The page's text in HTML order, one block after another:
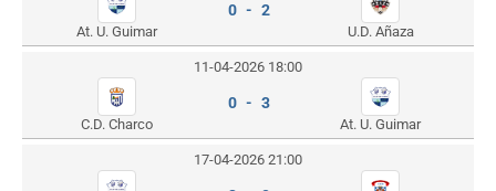
At. U. Guimar
0 - 2
U.D. Añaza
11-04-2026 18:00
C.D. Charco
0 - 3
At. U. Guimar
17-04-2026 21:00